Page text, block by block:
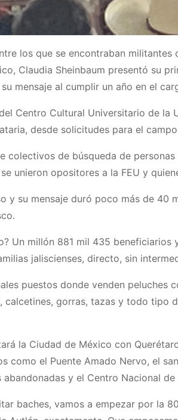
los que se encontraban
Claudia Sheinbaum presentó su
mensaje al cumplir un año en el
Centro Cultural Universitario de la
desde solicitudes para el
de búsqueda de
unieron opositores a la FEU y
su mensaje duró poco más de 40
Un millón 881 mil 435 beneficiarios
jaliscienses, directo, sin
puestos donde venden peluches
gorras, tazas y todo tipo
la Ciudad de México con
el Puente Amado Nervo, el
y el Centro Nacional
baches, vamos a empezar por la